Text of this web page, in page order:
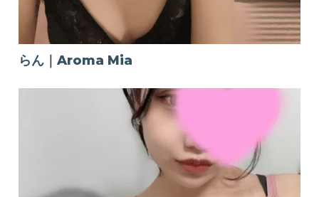
らん｜Aroma Mia